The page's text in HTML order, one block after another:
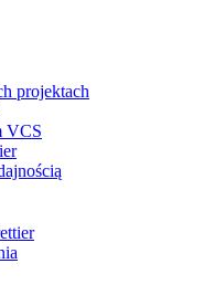
projektach
VCS